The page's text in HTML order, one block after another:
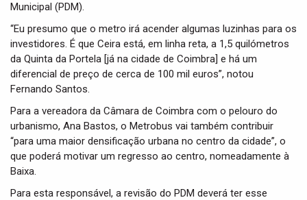
Municipal (PDM).
“Eu presumo que o metro irá acender algumas luzinhas para os
investidores. É que Ceira está, em linha reta, a 1,5 quilómetros
da Quinta da Portela [já na cidade de Coimbra] e há um
diferencial de preço de cerca de 100 mil euros”, notou
Fernando Santos.
Para a vereadora da Câmara de Coimbra com o pelouro do
urbanismo, Ana Bastos, o Metrobus vai também contribuir
“para uma maior densificação urbana no centro da cidade”, o
que poderá motivar um regresso ao centro, nomeadamente à
Baixa.
Para esta responsável, a revisão do PDM deverá ter esse